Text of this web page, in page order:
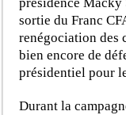
sortie du Franc
renégociation des
bien encore de
présidentiel pour
Durant la